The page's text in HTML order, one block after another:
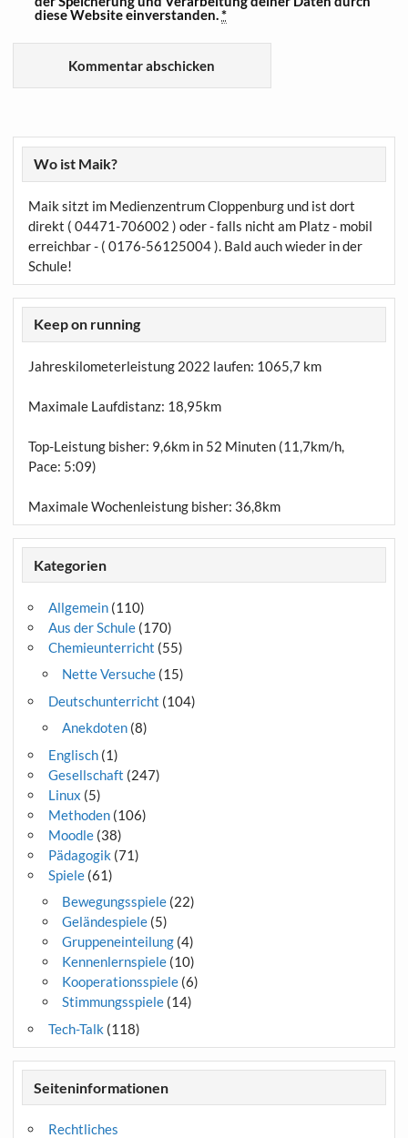
diese Website einverstanden.*
Wo ist Maik?
Maik sitzt im Medienzentrum Cloppenburg und ist dort
direkt ( 04471-706002 ) oder - falls nicht am Platz - mobil
erreichbar - ( 0176-56125004 ). Bald auch wieder in der
Schule!
Keep on running
Jahreskilometerleistung 2022 laufen: 1065,7 km
Maximale Laufdistanz: 18,95km
Top-Leistung bisher: 9,6km in 52 Minuten (11,7km/h,
Pace: 5:09)
Maximale Wochenleistung bisher: 36,8km
Kategorien
Allgemein(110)
Aus der Schule(170)
Chemieunterricht (55)
Nette Versuche(15)
Deutschunterricht (104)
Anekdoten(8)
Englisch(1)
Gesellschaft (247)
Linux (5)
Methoden(106)
Moodle(38)
Pädagogik (71)
Spiele(61)
Bewegungsspiele(22)
Geländespiele(5)
Gruppeneinteilung(4)
Kennenlernspiele(10)
Kooperationsspiele(6)
Stimmungsspiele(14)
Tech-Talk (118)
Seiteninformationen
Rechtliches